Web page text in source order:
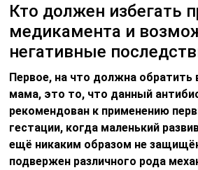
Кто должен избегать
медикамента и
негативные
Первое, на что должна обратить
мама, это то, что данный
рекомендован к применению
гестации, когда маленький
ещё никаким образом не
подвержен различного рода